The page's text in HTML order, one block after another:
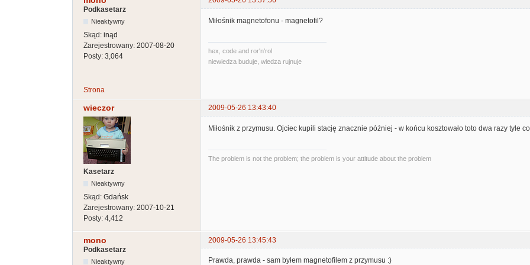
Podkasetarz
Nieaktywny
Skąd: inąd
Zarejestrowany: 2007-08-20
Posty: 3,064
Miłośnik magnetofonu - magnetofil?
hex, code and ror'n'rol
niewiedza buduje, wiedza rujnuje
Strona
wieczor 2009-05-26 13:43:40
Kasetarz
Nieaktywny
Skąd: Gdańsk
Zarejestrowany: 2007-10-21
Posty: 4,412
Miłośnik z przymusu. Ojciec kupili stację znacznie później - w końcu kosztowało toto dwa razy tyle
The problem is not the problem; the problem is your attitude about the problem
mono
2009-05-26 13:45:43
Podkasetarz
Nieaktywny Prawda, prawda - sam byłem magnetofilem z przymusu :)